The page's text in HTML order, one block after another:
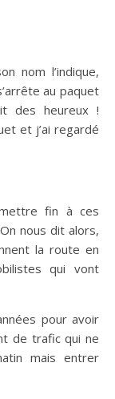
nom l’indique,
au paquet
des heureux !
et j’ai regardé
fin à ces
nous dit alors,
la route en
qui vont
pour avoir
de trafic qui ne
mais entrer